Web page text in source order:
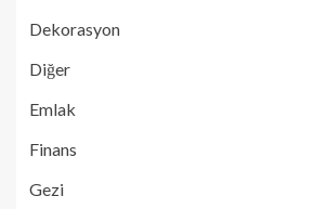
Dekorasyon
Diğer
Emlak
Finans
Gezi